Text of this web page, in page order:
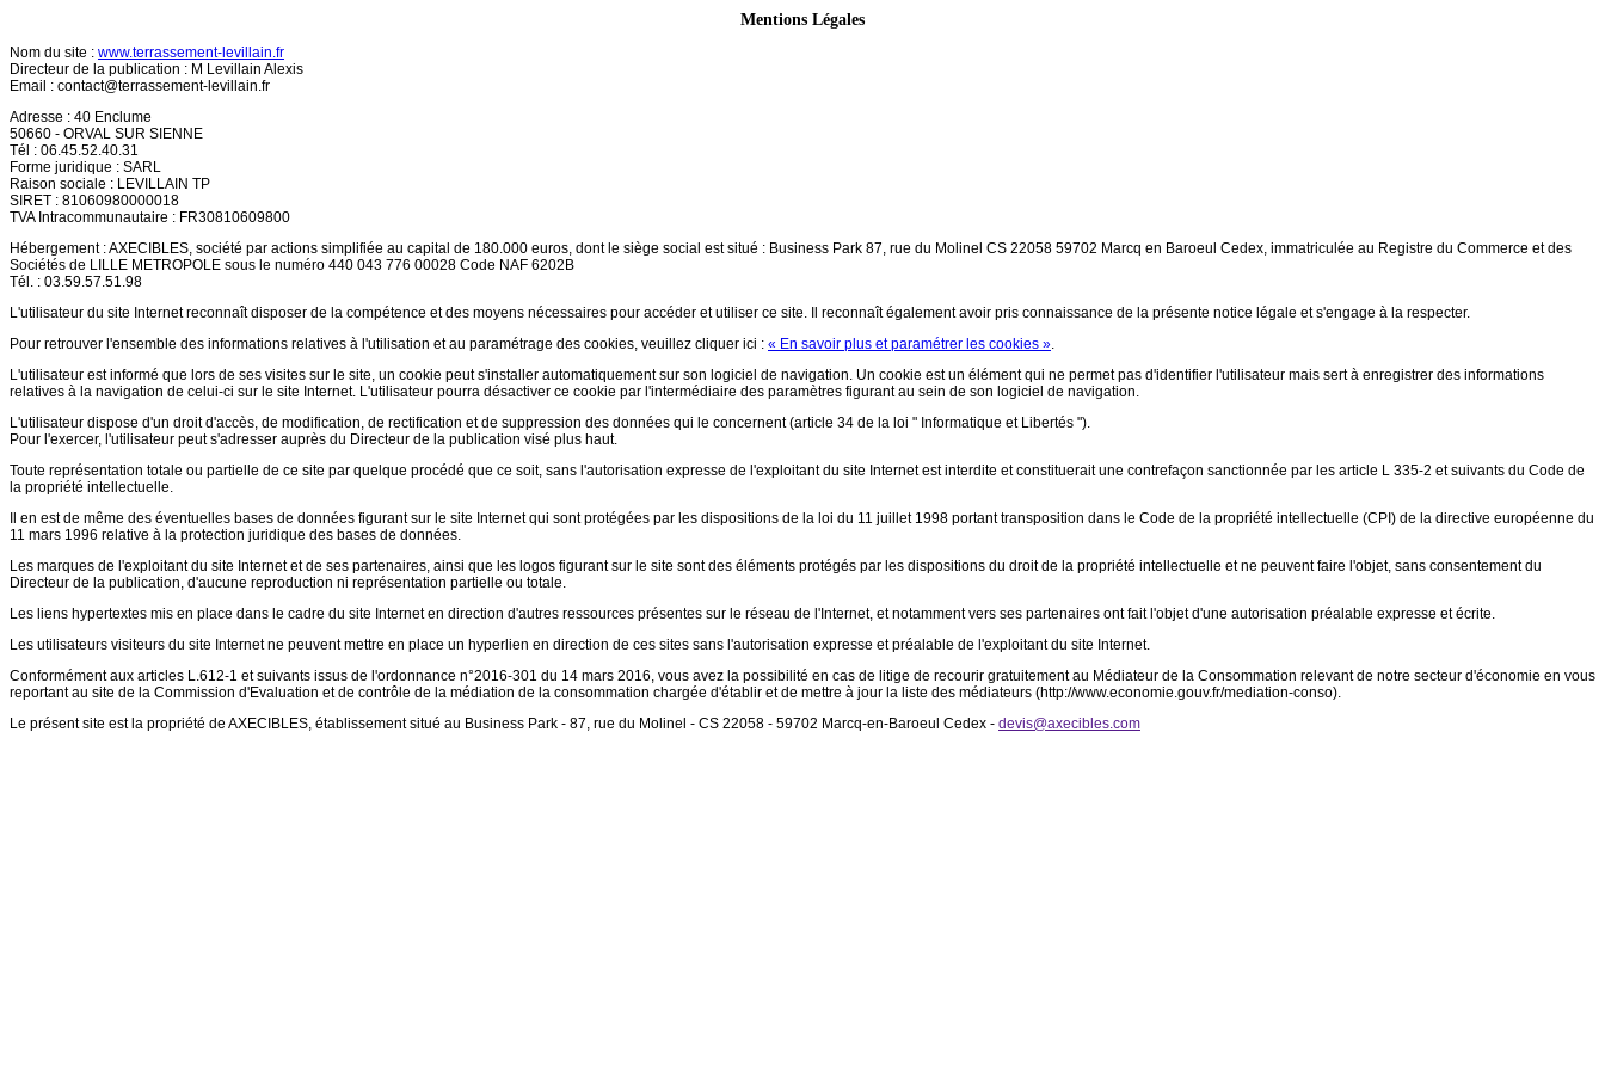
Mentions Légales
Nom du site : www.terrassement-levillain.fr
Directeur de la publication : M Levillain Alexis
Email : contact@terrassement-levillain.fr
Adresse : 40 Enclume
50660 - ORVAL SUR SIENNE
Tél : 06.45.52.40.31
Forme juridique : SARL
Raison sociale : LEVILLAIN TP
SIRET : 81060980000018
TVA Intracommunautaire : FR30810609800
Hébergement : AXECIBLES, société par actions simplifiée au capital de 180.000 euros, dont le siège social est situé : Business Park 87, rue du Molinel CS 22058 59702 Marcq en Baroeul Cedex, immatriculée au Registre du Commerce et des
Sociétés de LILLE METROPOLE sous le numéro 440 043 776 00028 Code NAF 6202B
Tél. : 03.59.57.51.98
L'utilisateur du site Internet reconnaît disposer de la compétence et des moyens nécessaires pour accéder et utiliser ce site. Il reconnaît également avoir pris connaissance de la présente notice légale et s'engage à la respecter.
Pour retrouver l'ensemble des informations relatives à l'utilisation et au paramétrage des cookies, veuillez cliquer ici : « En savoir plus et paramétrer les cookies ».
L'utilisateur est informé que lors de ses visites sur le site, un cookie peut s'installer automatiquement sur son logiciel de navigation. Un cookie est un élément qui ne permet pas d'identifier l'utilisateur mais sert à enregistrer des informations
relatives à la navigation de celui-ci sur le site Internet. L'utilisateur pourra désactiver ce cookie par l'intermédiaire des paramètres figurant au sein de son logiciel de navigation.
L'utilisateur dispose d'un droit d'accès, de modification, de rectification et de suppression des données qui le concernent (article 34 de la loi " Informatique et Libertés ").
Pour l'exercer, l'utilisateur peut s'adresser auprès du Directeur de la publication visé plus haut.
Toute représentation totale ou partielle de ce site par quelque procédé que ce soit, sans l'autorisation expresse de l'exploitant du site Internet est interdite et constituerait une contrefaçon sanctionnée par les article L 335-2 et suivants du Code de
la propriété intellectuelle.
Il en est de même des éventuelles bases de données figurant sur le site Internet qui sont protégées par les dispositions de la loi du 11 juillet 1998 portant transposition dans le Code de la propriété intellectuelle (CPI) de la directive européenne du
11 mars 1996 relative à la protection juridique des bases de données.
Les marques de l'exploitant du site Internet et de ses partenaires, ainsi que les logos figurant sur le site sont des éléments protégés par les dispositions du droit de la propriété intellectuelle et ne peuvent faire l'objet, sans consentement du
Directeur de la publication, d'aucune reproduction ni représentation partielle ou totale.
Les liens hypertextes mis en place dans le cadre du site Internet en direction d'autres ressources présentes sur le réseau de l'Internet, et notamment vers ses partenaires ont fait l'objet d'une autorisation préalable expresse et écrite.
Les utilisateurs visiteurs du site Internet ne peuvent mettre en place un hyperlien en direction de ces sites sans l'autorisation expresse et préalable de l'exploitant du site Internet.
Conformément aux articles L.612-1 et suivants issus de l'ordonnance n°2016-301 du 14 mars 2016, vous avez la possibilité en cas de litige de recourir gratuitement au Médiateur de la Consommation relevant de notre secteur d'économie en vous
reportant au site de la Commission d'Evaluation et de contrôle de la médiation de la consommation chargée d'établir et de mettre à jour la liste des médiateurs (http://www.economie.gouv.fr/mediation-conso).
Le présent site est la propriété de AXECIBLES, établissement situé au Business Park - 87, rue du Molinel - CS 22058 - 59702 Marcq-en-Baroeul Cedex - devis@axecibles.com